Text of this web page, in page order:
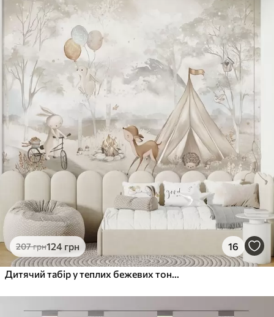
207грн124 грн 16